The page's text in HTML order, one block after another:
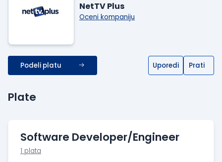
NetTV Plus
Oceni kompaniju
Podeli platu Uporedi Prati
Plate
Software Developer/Engineer
1 plata